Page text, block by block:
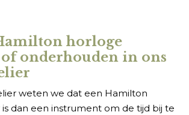
horloge
onderhouden in ons
weten we dat een Hamilton
dan een instrument om de tijd bij te